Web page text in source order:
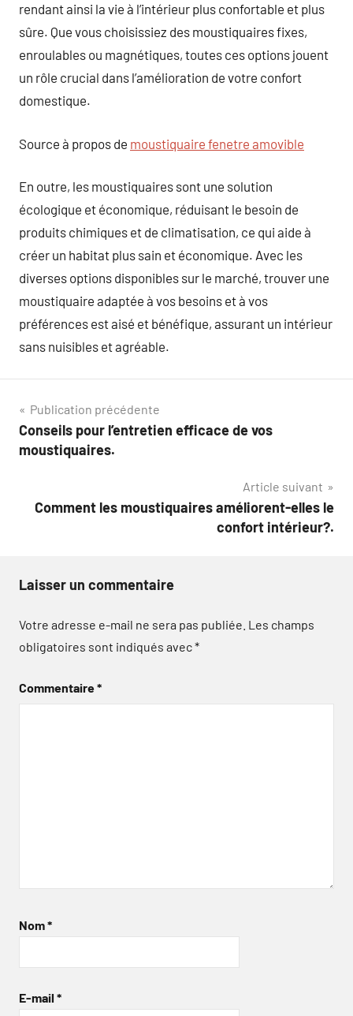
rendant ainsi la vie à l’intérieur plus confortable et plus
sûre. Que vous choisissiez des moustiquaires fixes,
enroulables ou magnétiques, toutes ces options jouent
un rôle crucial dans l’amélioration de votre confort
domestique.
Source à propos de moustiquaire fenetre amovible
En outre, les moustiquaires sont une solution
écologique et économique, réduisant le besoin de
produits chimiques et de climatisation, ce qui aide à
créer un habitat plus sain et économique. Avec les
diverses options disponibles sur le marché, trouver une
moustiquaire adaptée à vos besoins et à vos
préférences est aisé et bénéfique, assurant un intérieur
sans nuisibles et agréable.
Navigation
de
Publication précédente
Conseils pour l’entretien efficace de vos
moustiquaires.
Article suivant
Comment les moustiquaires améliorent-elles le
confort intérieur?.
Laisser un commentaire
Votre adresse e-mail ne sera pas publiée. Les champs
obligatoires sont indiqués avec*
Commentaire*
Nom*
E-mail *